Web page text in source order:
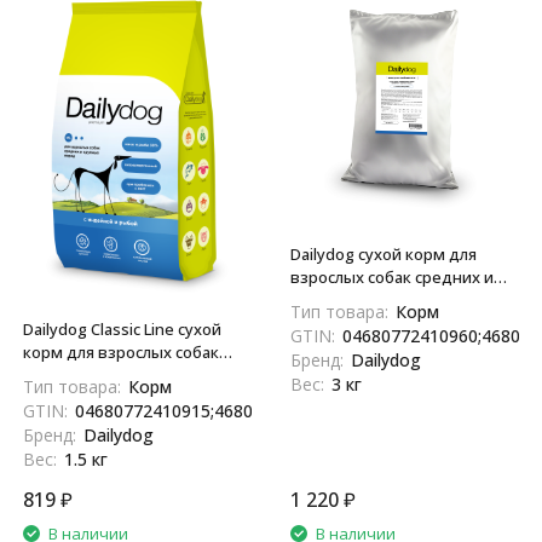
Dailydog Classic Line сухой
корм для взрослых собак
индейкой и рыбой - 1,5 кг
Тип товара: Корм
GTIN: 04680772410915;4680772410915
Бренд: Dailydog
Вес: 1.5 кг
819₽
В наличии
Dailydog сухой корм для
взрослых собак средних и
рыбой - 3 кг
Тип товара: Корм
GTIN:
Бренд: Dailydog
Вес: 3 кг
1 220₽
В наличии